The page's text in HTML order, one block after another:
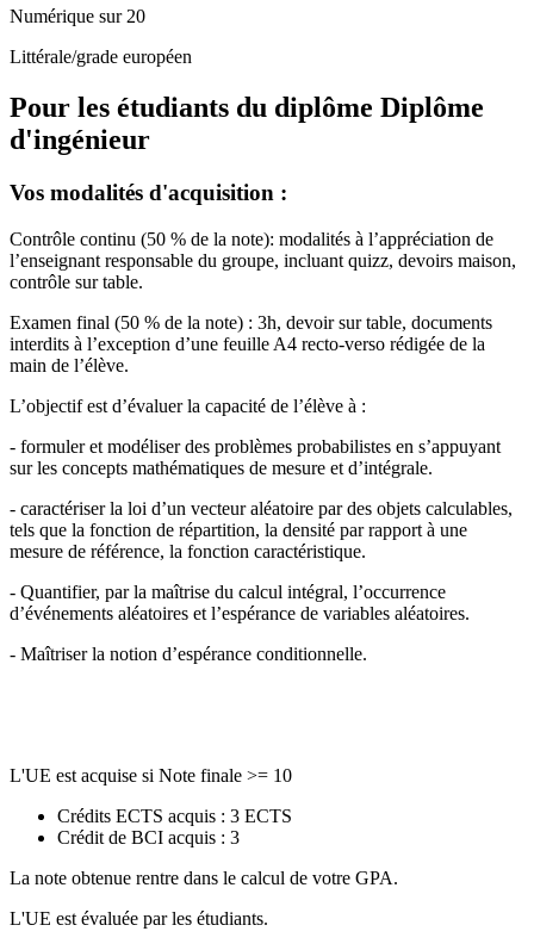
Numérique sur 20
Littérale/grade européen
Pour les étudiants du diplôme Diplôme
d'ingénieur
Vos modalités d'acquisition :
Contrôle continu (50 % de la note): modalités à l’appréciation de
l’enseignant responsable du groupe, incluant quizz, devoirs maison,
contrôle sur table.
Examen final (50 % de la note) : 3h, devoir sur table, documents
interdits à l’exception d’une feuille A4 recto-verso rédigée de la
main de l’élève.
L’objectif est d’évaluer la capacité de l’élève à :
- formuler et modéliser des problèmes probabilistes en s’appuyant
sur les concepts mathématiques de mesure et d’intégrale.
- caractériser la loi d’un vecteur aléatoire par des objets calculables,
tels que la fonction de répartition, la densité par rapport à une
mesure de référence, la fonction caractéristique.
- Quantifier, par la maîtrise du calcul intégral, l’occurrence
d’événements aléatoires et l’espérance de variables aléatoires.
- Maîtriser la notion d’espérance conditionnelle.
L'UE est acquise si Note finale >= 10
Crédits ECTS acquis : 3 ECTS
Crédit de BCI acquis : 3
La note obtenue rentre dans le calcul de votre GPA.
L'UE est évaluée par les étudiants.